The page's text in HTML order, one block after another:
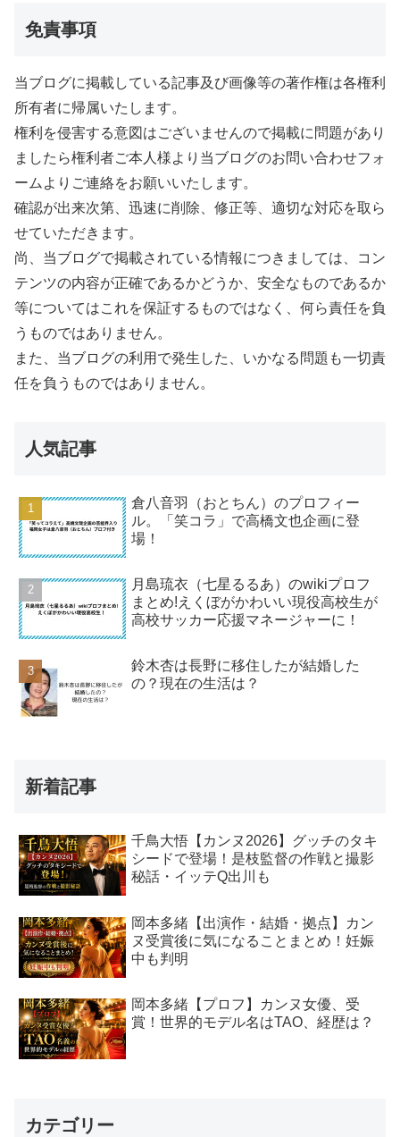
免責事項
当ブログに掲載している記事及び画像等の著作権は各権利
所有者に帰属いたします。
権利を侵害する意図はございませんので掲載に問題があり
ましたら権利者ご本人様より当ブログのお問い合わせフォ
ームよりご連絡をお願いいたします。
確認が出来次第、迅速に削除、修正等、適切な対応を取ら
せていただきます。
尚、当ブログで掲載されている情報につきましては、コン
テンツの内容が正確であるかどうか、安全なものであるか
等についてはこれを保証するものではなく、何ら責任を負
うものではありません。
また、当ブログの利用で発生した、いかなる問題も一切責
任を負うものではありません。
人気記事
倉八音羽（おとちん）のプロフィー
ル。「笑コラ」で高橋文也企画に登
場！
月島琉衣（七星るるあ）のwikiプロフ
まとめ!えくぼがかわいい現役高校生が
高校サッカー応援マネージャーに！
鈴木杏は長野に移住したが結婚した
の？現在の生活は？
新着記事
千鳥大悟【カンヌ2026】グッチのタキ
シードで登場！是枝監督の作戦と撮影
秘話・イッテQ出川も
岡本多緒【出演作・結婚・拠点】カン
ヌ受賞後に気になることまとめ！妊娠
中も判明
岡本多緒【プロフ】カンヌ女優、受
賞！世界的モデル名はTAO、経歴は？
カテゴリー